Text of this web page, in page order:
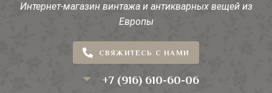
Интернет-магазин винтажа и антикварных вещей из
Европы
СВЯЖИТЕСЬ С НАМИ
+7 (916) 610-60-06